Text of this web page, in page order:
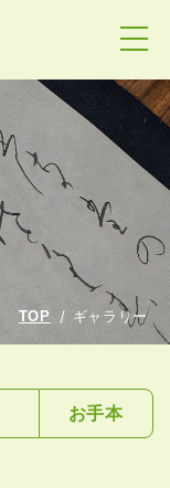
TOP ギャラリー
お手本